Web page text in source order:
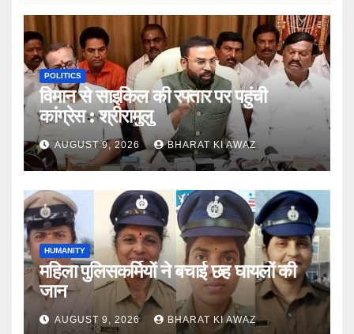
POLITICS
विमान से साइकिल की रफ्तार पर पहुंची
कांग्रेस : श्रीरामुलु
AUGUST 9, 2026 BHARAT KI AWAZ
HUMANITY
महिला पुलिसकर्मियों ने बचाई छह घायलों की
जान
AUGUST 9, 2026 BHARAT KI AWAZ